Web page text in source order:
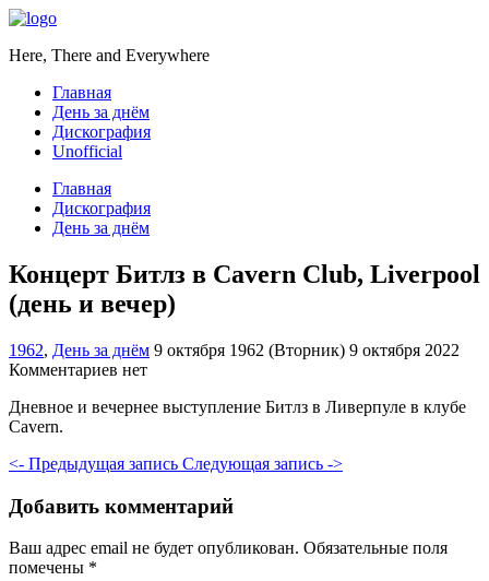
Here, There and Everywhere
Главная
День за днём
Дискография
Unofficial
Главная
Дискография
День за днём
Концерт Битлз в Cavern Club, Liverpool
(день и вечер)
1962, День за днём 9 октября 1962 (Вторник) 9 октября 2022
Комментариев нет
Дневное и вечернее выступление Битлз в Ливерпуле в клубе
Cavern.
<- Предыдущая запись Следующая запись ->
Добавить комментарий
Ваш адрес email не будет опубликован. Обязательные поля
помечены *